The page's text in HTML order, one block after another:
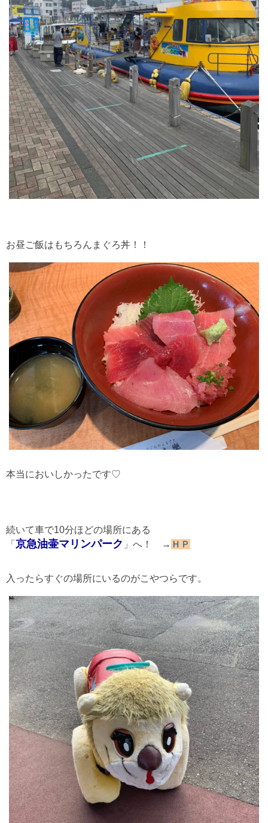
お昼ご飯はもちろんまぐろ丼！！
本当においしかったです♡
続いて車で10分ほどの場所にある
「 京急油壷マリンパーク 」へ！ → ＨＰ
入ったらすぐの場所にいるのがこやつらです。